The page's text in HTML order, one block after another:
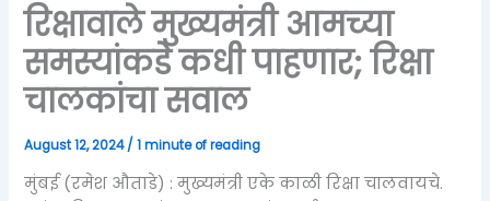
रिक्षावाले मुख्यमंत्री आमच्या
समस्यांकडे कधी पाहणार; रिक्षा
चालकांचा सवाल
August 12, 2024/1 minute of reading
मुंबई (रमेश औताडे) : मुख्यमंत्री एके काळी रिक्षा चालवायचे.